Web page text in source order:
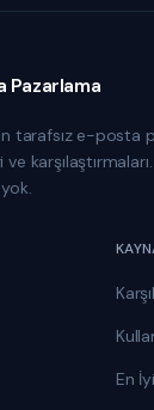
Pazarlama
tarafsız e-posta
En